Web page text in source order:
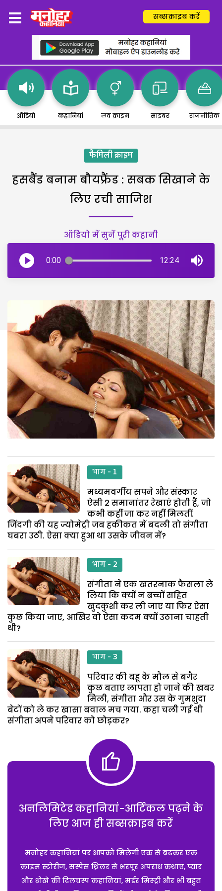
सब्सक्राइब करें
ऑडियो कहानियां लव क्राइम साइबर राजनीतिक
फैमिली क्राइम
हसबैंड बनाम बौयफ्रैंड : सबक सिखाने के
लिए रची साजिश
ऑडियो में सुनें पूरी कहानी
0:00 12:24
भाग - 1
मध्यमवर्गीय सपने और संस्कार
ऐसी 2 समानांतर रेखाएं होती हैं, जो
कभी कहीं जा कर नहीं मिलतीं.
जिंदगी की यह ज्योमेट्री जब हकीकत में बदली तो संगीता
घबरा उठी. ऐसा क्या हुआ था उसके जीवन में?
भाग - 2
संगीता ने एक खतरनाक फैसला ले
लिया कि क्यों न बच्चों सहित
खुदकुशी कर ली जाए या फिर ऐसा
कुछ किया जाए, आखिर वो ऐसा कदम क्यों उठाना चाहती
थी?
भाग - 3
परिवार की बहू के मौल से बगैर
कुछ बताए लापता हो जाने की खबर
मिली, संगीता और उस के गुमशुदा
बेटों को ले कर खासा बवाल मच गया. कहा चली गई थी
संगीता अपने परिवार को छोड़कर?
अनलिमिटेड कहानियां-आर्टिकल पढ़ने के
लिए आज ही सब्सक्राइब करें
मनोहर कहानियां पर आपको मिलेंगी एक से बढ़कर एक
क्राइम स्टोरीज, सस्पेंस थ्रिलर से भरपूर अपराध कथाएं, प्यार
और धोखे की दिलचस्प कहानियां, मर्डर मिस्ट्री और भी बहुत